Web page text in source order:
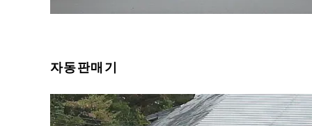
자동판매기